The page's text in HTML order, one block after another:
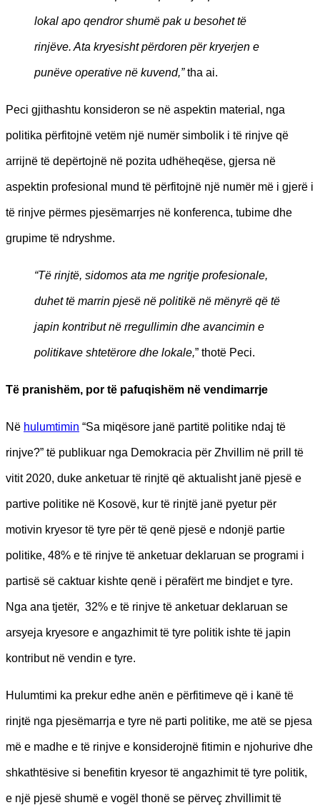
lokal apo qendror shumë pak u besohet të
rinjëve. Ata kryesisht përdoren për kryerjen e
punëve operative në kuvend,”tha ai.
Peci gjithashtu konsideron se në aspektin material, nga
politika përfitojnë vetëm një numër simbolik i të rinjve që
arrijnë të depërtojnë në pozita udhëheqëse, gjersa në
aspektin profesional mund të përfitojnë një numër më i gjerë i
të rinjve përmes pjesëmarrjes në konferenca, tubime dhe
grupime të ndryshme.
“Të rinjtë, sidomos ata me ngritje profesionale,
duhet të marrin pjesë në politikë në mënyrë që të
japin kontribut në rregullimin dhe avancimin e
politikave shtetërore dhe lokale,” thotë Peci.
Të pranishëm, por të pafuqishëm në vendimarrje
Në hulumtimin “Sa miqësore janë partitë politike ndaj të
rinjve?” të publikuar nga Demokracia për Zhvillim në prill të
vitit 2020, duke anketuar të rinjtë që aktualisht janë pjesë e
partive politike në Kosovë, kur të rinjtë janë pyetur për
motivin kryesor të tyre për të qenë pjesë e ndonjë partie
politike, 48% e të rinjve të anketuar deklaruan se programi i
partisë së caktuar kishte qenë i përafërt me bindjet e tyre.
Nga ana tjetër, 32% e të rinjve të anketuar deklaruan se
arsyeja kryesore e angazhimit të tyre politik ishte të japin
kontribut në vendin e tyre.
Hulumtimi ka prekur edhe anën e përfitimeve që i kanë të
rinjtë nga pjesëmarrja e tyre në parti politike, me atë se pjesa
më e madhe e të rinjve e konsiderojnë fitimin e njohurive dhe
shkathtësive si benefitin kryesor të angazhimit të tyre politik,
e një pjesë shumë e vogël thonë se përveç zhvillimit të